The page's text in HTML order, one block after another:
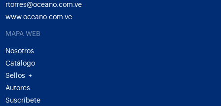
rtorres@oceano.com.ve
www.oceano.com.ve
MAPA WEB
Nosotros
Catálogo
Sellos
+
Autores
Suscríbete